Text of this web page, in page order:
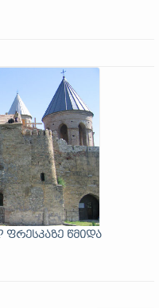
წმიდა